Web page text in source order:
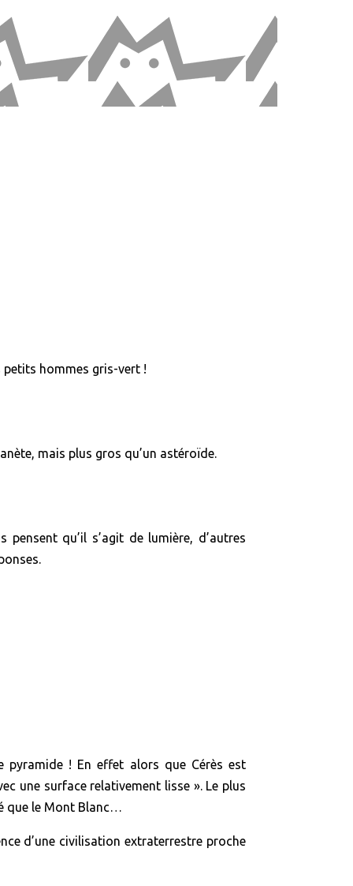
hommes gris-vert !
mais plus gros qu’un astéroïde.
qu’il s’agit de lumière, d’autres
! En effet alors que Cérès est
une surface relativement lisse ». Le plus
que le Mont Blanc…
d’une civilisation extraterrestre proche